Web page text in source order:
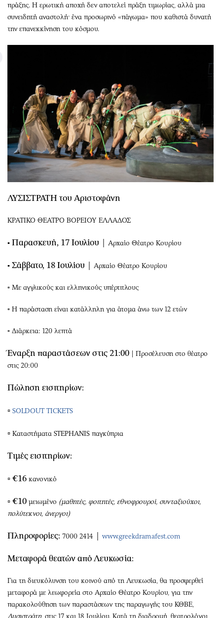
πράξης. Η ερωτική αποχή δεν αποτελεί πράξη τιμωρίας, αλλά μια
συνειδητή αναστολή· ένα προσωρινό «πάγωμα» που καθιστά δυνατή
την επανεκκίνηση του κόσμου.
ΛΥΣΙΣΤΡΑΤΗ του Αριστοφάνη
ΚΡΑΤΙΚΟ ΘΕΑΤΡΟ ΒΟΡΕΙΟΥ ΕΛΛΑΔΟΣ
▪ Παρασκευή, 17 Ιουλίου │ Αρχαίο Θέατρο Κουρίου
▪ Σάββατο, 18 Ιουλίου │ Αρχαίο Θέατρο Κουρίου
▫ Με αγγλικούς και ελληνικούς υπέρτιτλους
▫ Η παράσταση είναι κατάλληλη για άτομα άνω των 12 ετών
▫ Διάρκεια: 120 λεπτά
Έναρξη παραστάσεων στις 21:00
| Προσέλευση στο θέατρο
στις 20:00
Πώληση εισιτηρίων:
▫ SOLDOUT TICKETS
▫ Καταστήματα STEPHANIS παγκύπρια
Τιμές εισιτηρίων:
▫ €16 κανονικό
▫ €10 μειωμένο (μαθητές, φοιτητές, εθνοφρουροί, συνταξιούχοι,
πολύτεκνοι, άνεργοι)
Πληροφορίες: 7000 2414 │www.greekdramafest.com
Μεταφορά θεατών από Λευκωσία:
Για τη διευκόλυνση του κοινού από τη Λευκωσία, θα προσφερθεί
μεταφορά με λεωφορεία στο Αρχαίο Θέατρο Κουρίου, για την
παρακολούθηση των παραστάσεων της παραγωγής του ΚΘΒΕ,